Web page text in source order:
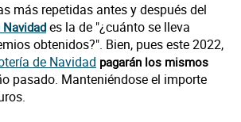
más repetidas antes y después del
es la de "¿cuánto se lleva
obtenidos?". Bien, pues este 2022,
de Navidad pagarán los mismos
pasado. Manteniéndose el importe